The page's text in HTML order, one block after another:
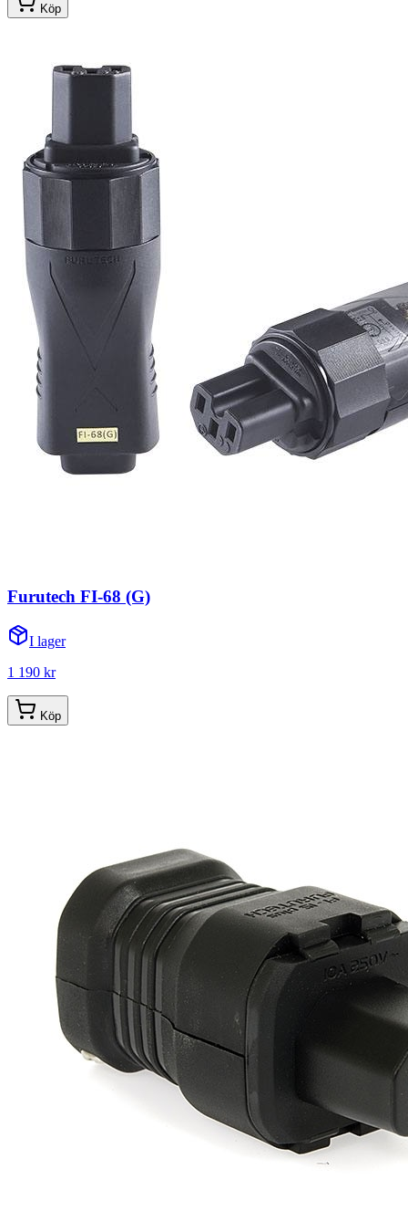
Köp
Furutech FI-68 (G)
I lager
1 190 kr
Köp